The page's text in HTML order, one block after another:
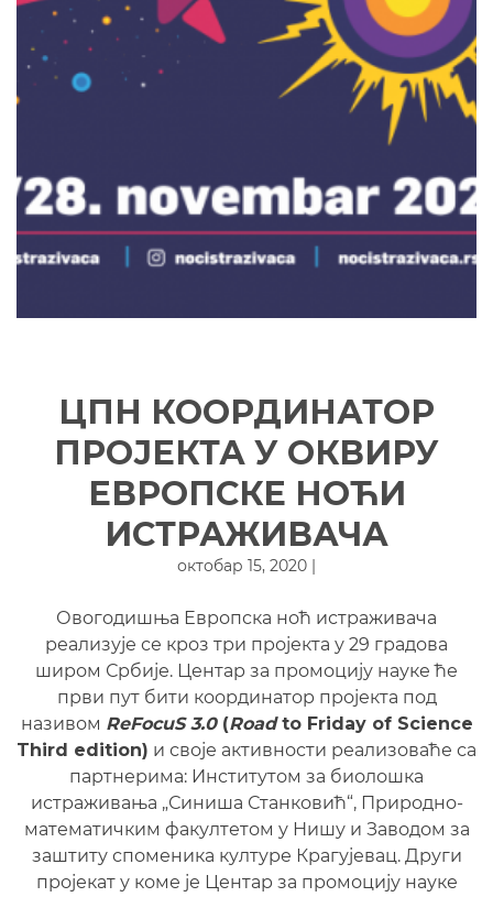
ЦПН КООРДИНАТОР
ПРОЈЕКТА У ОКВИРУ
ЕВРОПСКЕ НОЋИ
ИСТРАЖИВАЧА
октобар 15, 2020 |
Овогодишња Европска ноћ истраживача
реализује се кроз три пројекта у 29 градова
широм Србије. Центар за промоцију науке ће
први пут бити координатор пројекта под
називом ReFocuS 3.0(Roadto Friday of Science
Third edition) и своје активности реализоваће са
партнерима: Институтом за биолошка
истраживања „Синиша Станковић“, Природно-
математичким факултетом у Нишу и Заводом за
заштиту споменика културе Крагујевац. Други
пројекат у коме је Центар за промоцију науке